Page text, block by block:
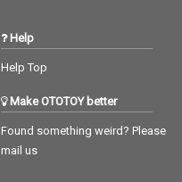
Help
Help Top
Make OTOTOY better
Found something weird? Please
mail us